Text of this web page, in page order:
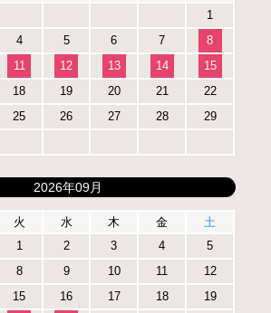
1
4 5 6 7
8
11 12 13 14
15
18 19 20 21
22
25 26 27 28
29
2026年09月
火 水 木 金
土
1
2 3 4
5
8 9 10 11
12
15 16 17 18 19